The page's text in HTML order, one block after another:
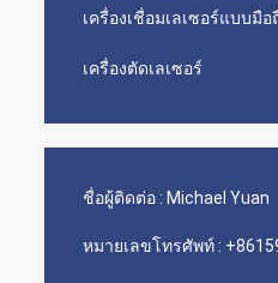
เครื่องเชื่อมเลเซอร์แบบมือ
เครื่องตัดเลเซอร์
ชื่อผู้ติดต่อ : Michael Yuan
หมายเลขโทรศัพท์ :